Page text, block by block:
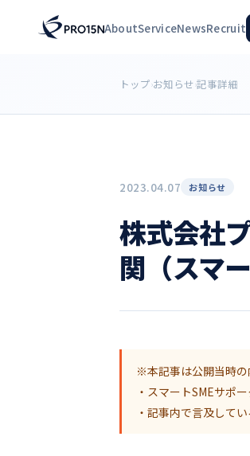
AboutServiceNewsRecruit
トップ›お知らせ›記事詳細
2023.04.07 お知らせ
株式会社
関（スマ
※本記事は公開当時の
・スマートSMEサポ
・記事内で言及して